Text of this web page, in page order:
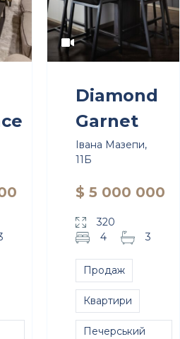
Diamond
Garnet
Івана Мазепи,
11Б
$ 5 000 000
320
4
3
Продаж
Квартири
Печерський